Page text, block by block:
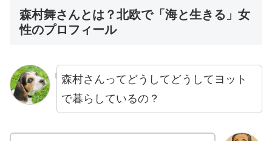
森村舞さんとは？北欧で「海と生きる」女
性のプロフィール
森村さんってどうしてどうしてヨット
で暮らしているの？